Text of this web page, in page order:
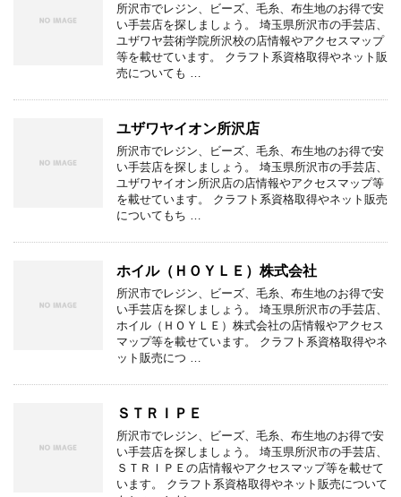
所沢市でレジン、ビーズ、毛糸、布生地のお得で安
い手芸店を探しましょう。 埼玉県所沢市の手芸店、
ユザワヤ芸術学院所沢校の店情報やアクセスマップ
等を載せています。 クラフト系資格取得やネット販
売についても …
ユザワヤイオン所沢店
所沢市でレジン、ビーズ、毛糸、布生地のお得で安
い手芸店を探しましょう。 埼玉県所沢市の手芸店、
ユザワヤイオン所沢店の店情報やアクセスマップ等
を載せています。 クラフト系資格取得やネット販売
についてもち …
ホイル（ＨＯＹＬＥ）株式会社
所沢市でレジン、ビーズ、毛糸、布生地のお得で安
い手芸店を探しましょう。 埼玉県所沢市の手芸店、
ホイル（ＨＯＹＬＥ）株式会社の店情報やアクセス
マップ等を載せています。 クラフト系資格取得やネ
ット販売につ …
ＳＴＲＩＰＥ
所沢市でレジン、ビーズ、毛糸、布生地のお得で安
い手芸店を探しましょう。 埼玉県所沢市の手芸店、
ＳＴＲＩＰＥの店情報やアクセスマップ等を載せて
います。 クラフト系資格取得やネット販売について